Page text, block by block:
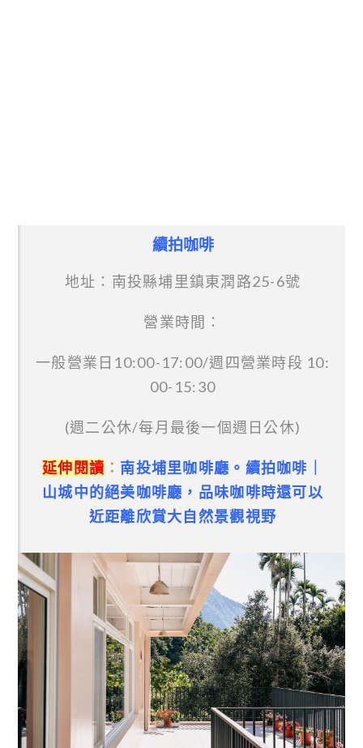
續拍咖啡
地址：南投縣埔里鎮東潤路25-6號
營業時間：
一般營業日10:00-17:00/週四營業時段 10:
00-15:30
(週二公休/每月最後一個週日公休)
延伸閱讀 ： 南投埔里咖啡廳。續拍咖啡｜
山城中的絕美咖啡廳，品味咖啡時還可以
近距離欣賞大自然景觀視野